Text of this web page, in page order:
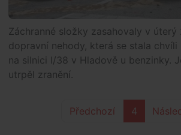
Záchranné složky zasahovaly v úterý
dopravní nehody, která se stala chvíli
na silnici I/38 v Hladově u benzinky.
utrpěl zranění.
Předchozí 4